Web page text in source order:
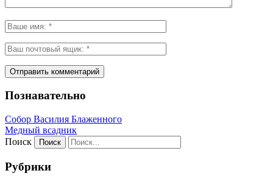
Познавательно
Собор Василия Блаженного
Медный всадник
Поиск
Рубрики